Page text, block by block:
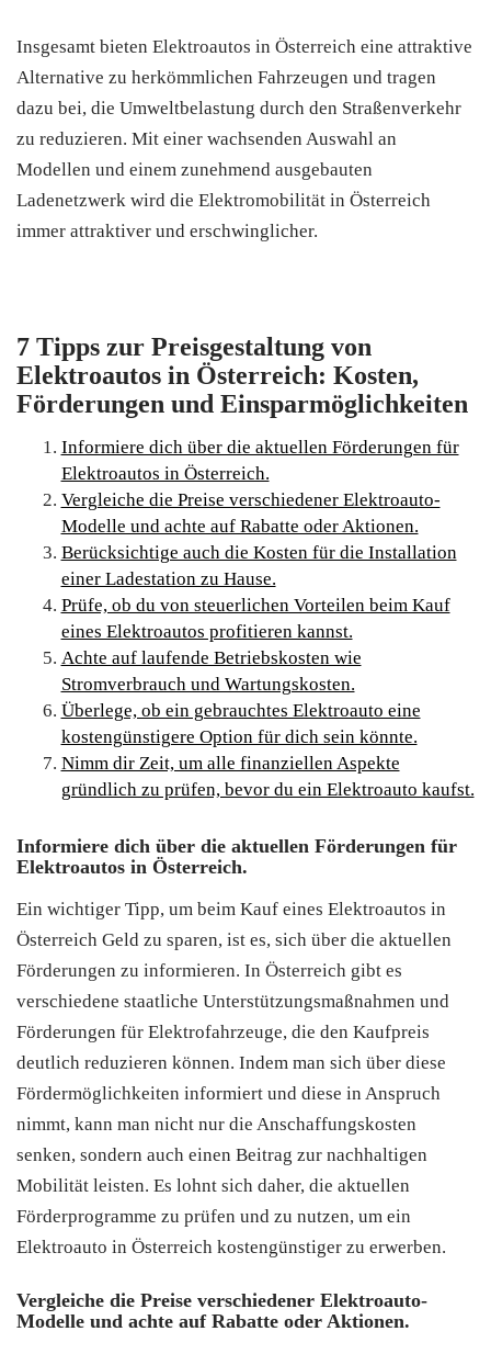
Insgesamt bieten Elektroautos in Österreich eine attraktive
Alternative zu herkömmlichen Fahrzeugen und tragen
dazu bei, die Umweltbelastung durch den Straßenverkehr
zu reduzieren. Mit einer wachsenden Auswahl an
Modellen und einem zunehmend ausgebauten
Ladenetzwerk wird die Elektromobilität in Österreich
immer attraktiver und erschwinglicher.
7 Tipps zur Preisgestaltung von
Elektroautos in Österreich: Kosten,
Förderungen und Einsparmöglichkeiten
Informiere dich über die aktuellen Förderungen für
Elektroautos in Österreich.
Vergleiche die Preise verschiedener Elektroauto-
Modelle und achte auf Rabatte oder Aktionen.
Berücksichtige auch die Kosten für die Installation
einer Ladestation zu Hause.
Prüfe, ob du von steuerlichen Vorteilen beim Kauf
eines Elektroautos profitieren kannst.
Achte auf laufende Betriebskosten wie
Stromverbrauch und Wartungskosten.
Überlege, ob ein gebrauchtes Elektroauto eine
kostengünstigere Option für dich sein könnte.
Nimm dir Zeit, um alle finanziellen Aspekte
gründlich zu prüfen, bevor du ein Elektroauto kaufst.
Informiere dich über die aktuellen Förderungen für
Elektroautos in Österreich.
Ein wichtiger Tipp, um beim Kauf eines Elektroautos in
Österreich Geld zu sparen, ist es, sich über die aktuellen
Förderungen zu informieren. In Österreich gibt es
verschiedene staatliche Unterstützungsmaßnahmen und
Förderungen für Elektrofahrzeuge, die den Kaufpreis
deutlich reduzieren können. Indem man sich über diese
Fördermöglichkeiten informiert und diese in Anspruch
nimmt, kann man nicht nur die Anschaffungskosten
senken, sondern auch einen Beitrag zur nachhaltigen
Mobilität leisten. Es lohnt sich daher, die aktuellen
Förderprogramme zu prüfen und zu nutzen, um ein
Elektroauto in Österreich kostengünstiger zu erwerben.
Vergleiche die Preise verschiedener Elektroauto-
Modelle und achte auf Rabatte oder Aktionen.